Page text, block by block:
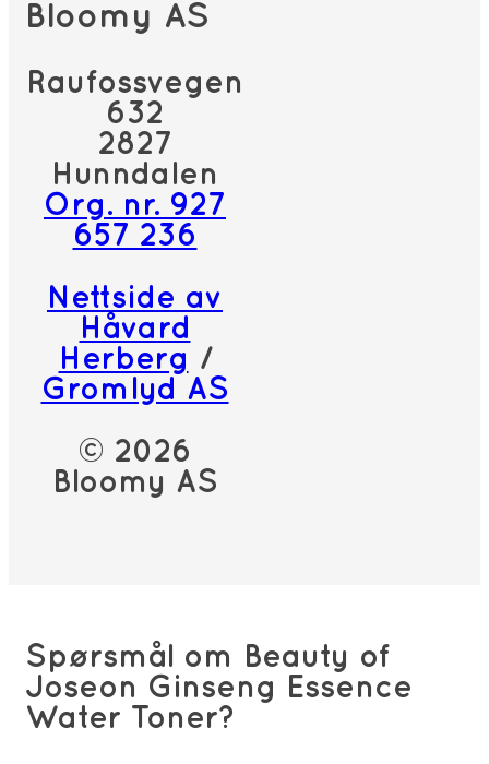
Bloomy AS
Raufossvegen
632
2827
Hunndalen
Org. nr. 927
657 236
Nettside av
Håvard
Herberg /
Gromlyd AS
© 2026
Bloomy AS
Spørsmål om Beauty of
Joseon Ginseng Essence
Water Toner?